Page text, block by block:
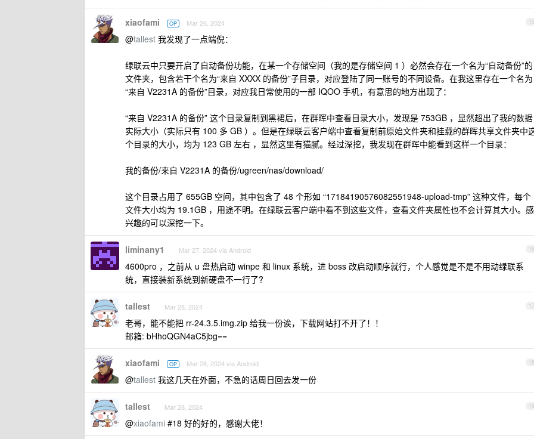
15
xiaofami OP Mar 26, 2024
@tallest 我发现了一点端倪：
绿联云中只要开启了自动备份功能，在某一个存储空间（我的是存储空间 1 ）必然会存在一个名为“自动备份”的
文件夹，包含若干个名为“来自 XXXX 的备份”子目录，对应登陆了同一账号的不同设备。在我这里存在一个名为
“来自 V2231A 的备份”目录，对应我日常使用的一部 IQOO 手机，有意思的地方出现了：
“来自 V2231A 的备份” 这个目录复制到黑裙后，在群晖中查看目录大小，发现是 753GB ，显然超出了我的数据
实际大小（实际只有 100 多 GB ）。但是在绿联云客户端中查看复制前原始文件夹和挂载的群晖共享文件夹中
个目录的大小，均为 123 GB 左右 ，显然这里有猫腻。经过深挖，我发现在群晖中能看到这样一个目录：
我的备份/来自 V2231A 的备份/ugreen/nas/download/
这个目录占用了 655GB 空间，其中包含了 48 个形如 “17184190576082551948-upload-tmp” 这种文件，每个
文件大小均为 19.1GB ，用途不明。在绿联云客户端中看不到这些文件，查看文件夹属性也不会计算其大小。感
兴趣的可以深挖一下。
16
liminany1 Mar 27, 2024 via Android
4600pro ，之前从 u 盘热启动 winpe 和 linux 系统，进 boss 改启动顺序就行，个人感觉是不是不用动绿联系
统，直接装新系统到新硬盘不一行了?
17
tallest Mar 28, 2024
老哥，能不能把 rr-24.3.5.img.zip 给我一份诶，下载网站打不开了！！
邮箱: bHhoQGN4aC5jbg==
18
xiaofami OP Mar 28, 2024 via Android
@tallest 我这几天在外面，不急的话周日回去发一份
19
tallest Mar 28, 2024
@xiaofami #18 好的好的，感谢大佬！